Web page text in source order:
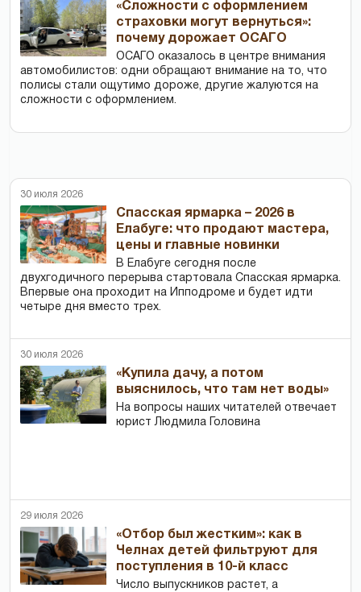
«Сложности с оформлением
страховки могут вернуться»:
почему дорожает ОСАГО
ОСАГО оказалось в центре внимания
автомобилистов: одни обращают внимание на то, что
полисы стали ощутимо дороже, другие жалуются на
сложности с оформлением.
30 июля 2026
Спасская ярмарка – 2026 в
Елабуге: что продают мастера,
цены и главные новинки
В Елабуге сегодня после
двухгодичного перерыва стартовала Спасская ярмарка.
Впервые она проходит на Ипподроме и будет идти
четыре дня вместо трех.
30 июля 2026
«Купила дачу, а потом
выяснилось, что там нет воды»
На вопросы наших читателей отвечает
юрист Людмила Головина
29 июля 2026
«Отбор был жестким»: как в
Челнах детей фильтруют для
поступления в 10-й класс
Число выпускников растет, а